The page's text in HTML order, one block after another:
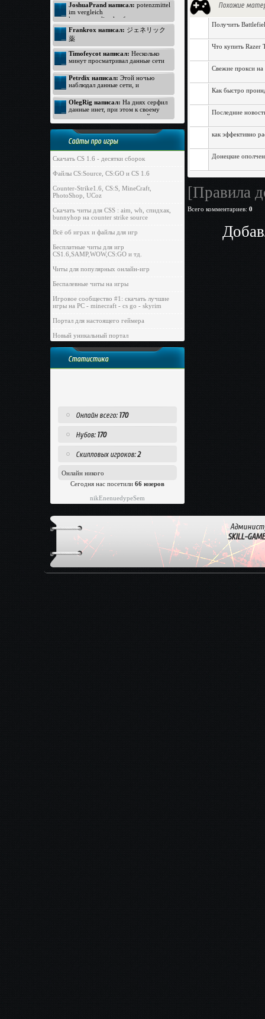
JoshuaPrand написал: potenzmittel
im vergleich
kamagra online kaufen
Viagra Generica ohne Rezept
https://www.rezeptfrei-viagra.com -
pde hemmer
generika apotheke
Kamagra ohne Rezept
Frankrox написал: ジェネリック
薬
ジェネリック バイアグラ
バイアグラ 価格
http://www.kokun.net/offers/orlistat -
オルリスタット
ジェネリック
ジェネリック
Timofeycot написал: Несколько
минут просматривал данные сети
удивлению открыл прелестный
вебсайт. Посмотрите: http://lmp-
174.biz - лмп174 . Для меня
данный вебсайт произвел хорошее
впечатление. Всем пока!
Petrdix написал: Этой ночью
наблюдал данные сети, и
обнаружил прекрасный вебсайт.
Вот ссылка: https://vitalya-
bro.com.ru/ - vitalya bro com в
обход блокировки . Для нас
хорошее впечатление. Всем пока!
OlegRig написал: На днях серфил
данные инет, при этом к своему
удивлению увидел отличный
ресурс. Я про него: http://siti-
klad.biz/ - sitiklad biz . Для меня
этот вебсайт произвел
незабываемое впечатление.
Успехов всем!
Сайты про игры
Скачать CS 1.6 - десятки сборок
Файлы CS:Source, CS:GO и CS 1.6
Counter-Strike1.6, CS:S, MineCraft,
PhotoShop, UCoz
Скачать читы для CSS : aim, wh, спидхак,
bunnyhop на counter strike source
Всё об играх и файлы для игр
Бесплатные читы для игр
CS1.6,SAMP,WOW,CS:GO и тд.
Читы для популярных онлайн-игр
Беспалевные читы на игры
Игровое сообщество #1: скачать лучшие
игры на PC - minecraft - cs go - skyrim
Портал для настоящего геймера
Новый уникальный портал
Статистика
Онлайн всего:170
Нубов:170
Скилловых игроков:2
Онлайн никого
Сегодня нас посетили 66 юзеров
nikEnenuedypeSem
Похожие
Получить
Что купить Razer
Свежие прокси на
Как быстро
Последние
как эффективно
Донецкие
[Правила
Всего комментариев: 0
SKILL-